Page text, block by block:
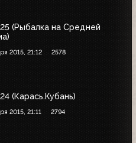
(Рыбалка на Средней
2015, 21:12 2578
(Карась.Кубань)
2015, 21:11 2794